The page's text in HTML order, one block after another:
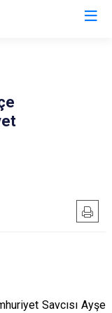
Savcısı Ayşe